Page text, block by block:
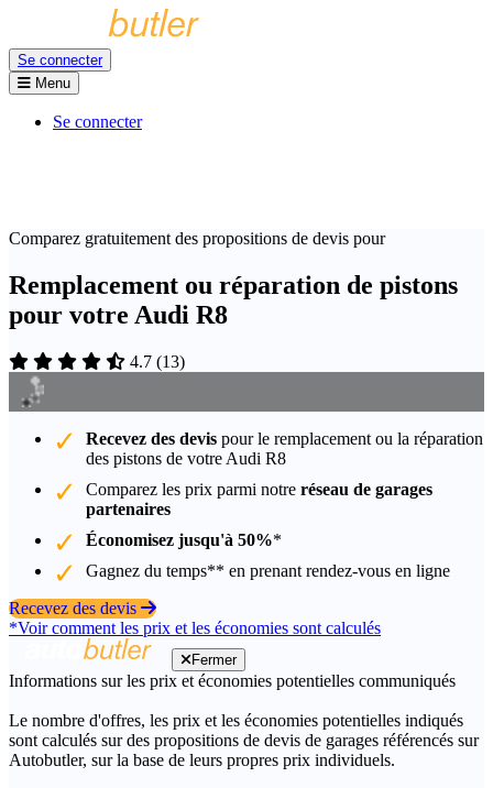
Se connecter
Menu
Se connecter
Comparez gratuitement des propositions de devis pour
Remplacement ou réparation de pistons
pour votre Audi R8
4.7 (13)
Recevez des devis pour le remplacement ou la réparation
des pistons de votre Audi R8
Comparez les prix parmi notre réseau de garages
partenaires
Économisez jusqu'à 50%*
Gagnez du temps** en prenant rendez-vous en ligne
Recevez des devis
*Voir comment les prix et les économies sont calculés
Fermer
Informations sur les prix et économies potentielles communiqués
Le nombre d'offres, les prix et les économies potentielles indiqués
sont calculés sur des propositions de devis de garages référencés sur
Autobutler, sur la base de leurs propres prix individuels.